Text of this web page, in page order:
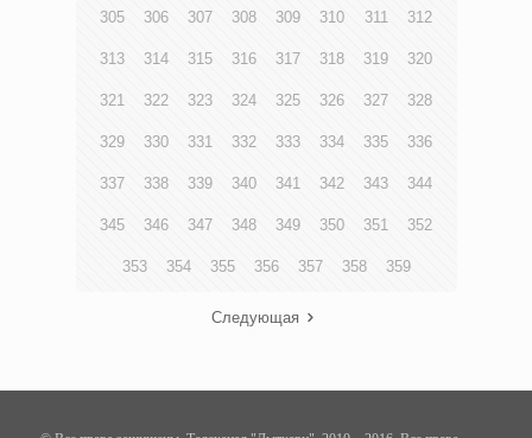
305 306 307 308 309 310 311 312
313 314 315 316 317 318 319 320
321 322 323 324 325 326 327 328
329 330 331 332 333 334 335 336
337 338 339 340 341 342 343 344
345 346 347 348 349 350 351 352
353 354 355 356 357 358 359
Следующая